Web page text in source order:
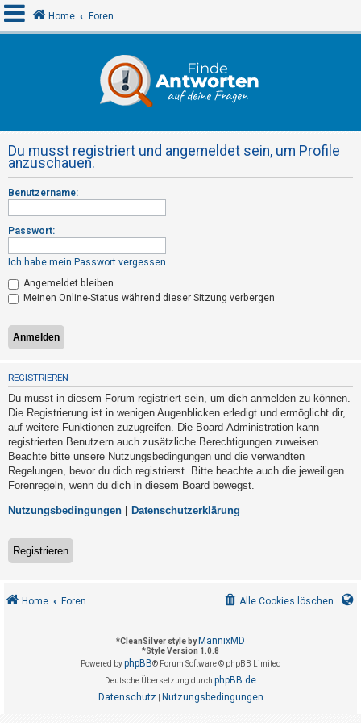
e
l
d
e
n
R
e
i
s
t
r
i
e
r
e
n
U
n
e
Home Foren
Du musst registriert und angemeldet sein, um Profile
anzuschauen.
Benutzername:
Passwort:
Ich habe mein Passwort vergessen
Angemeldet bleiben
Meinen Online-Status während dieser Sitzung verbergen
REGISTRIEREN
Du musst in diesem Forum registriert sein, um dich anmelden zu können.
Die Registrierung ist in wenigen Augenblicken erledigt und ermöglicht dir,
auf weitere Funktionen zuzugreifen. Die Board-Administration kann
registrierten Benutzern auch zusätzliche Berechtigungen zuweisen.
Beachte bitte unsere Nutzungsbedingungen und die verwandten
Regelungen, bevor du dich registrierst. Bitte beachte auch die jeweiligen
Forenregeln, wenn du dich in diesem Board bewegst.
Nutzungsbedingungen Datenschutzerklärung
Registrieren
Home Foren Alle Cookies löschen
*CleanSilver style by MannixMD
*Style Version 1.0.8
Powered byphpBB® Forum Software © phpBB Limited
Deutsche Übersetzung durch phpBB.de
Datenschutz| Nutzungsbedingungen